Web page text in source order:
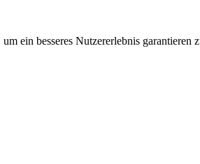
ein besseres Nutzererlebnis